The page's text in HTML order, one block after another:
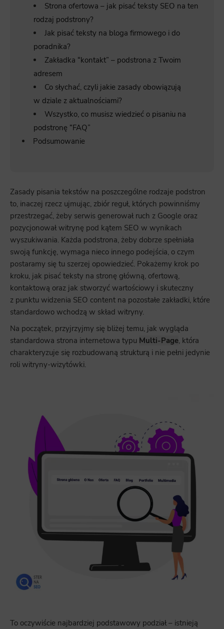
Strona ofertowa – jak pisać teksty SEO na ten
rodzaj podstrony?
Jak pisać teksty na bloga firmowego i do
poradnika?
Zakładka “kontakt” – podstrona z Twoim
adresem
Co słychać, czyli jakie zasady obowiązują
w dziale z aktualnościami?
Wszystko, co musisz wiedzieć o pisaniu na
podstronę “FAQ”
Podsumowanie
Zasady pisania tekstów na poszczególne rodzaje podstron
to, inaczej rzecz ujmując, zbiór reguł, których powinniśmy
przestrzegać, żeby serwis generował ruch z Google oraz
pozycjonował witrynę pod kątem SEO w wynikach
wyszukiwania. Każda podstrona, żeby dobrze spełniała
swoją funkcję, wymaga nieco innego podejścia, o czym
postaramy się tu szerzej opowiedzieć. Pokażemy krok po
kroku, jak pisać teksty na stronę główną, ofertową,
kontaktową oraz jak stworzyć wartościowy i skuteczny
z punktu widzenia SEO content na pozostałe zakładki, które
standardowo wchodzą w skład witryny.
Na początek, przyjrzyjmy się bliżej temu, jak wygląda
standardowa strona internetowa typu Multi-Page, która
charakteryzuje się rozbudowaną strukturą i nie pełni jedynie
roli witryny-wizytówki.
To oczywiście najbardziej podstawowy podział – istnieją